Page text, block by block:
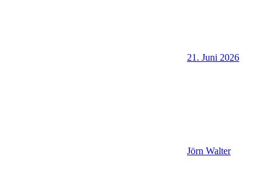
21. Juni 2026
Jörn Walter